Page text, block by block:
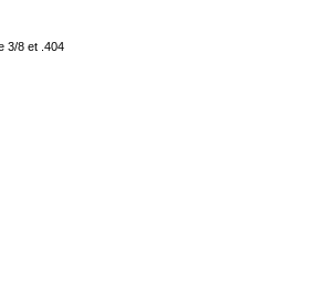
3/8 et .404